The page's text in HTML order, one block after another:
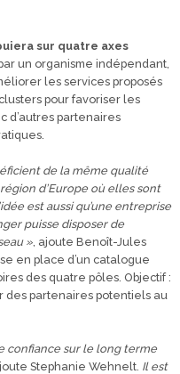
sur quatre axes
un organisme indépendant,
les services proposés
pour favoriser les
d’autres partenaires
de la même qualité
d’Europe où elles sont
est aussi qu’une entreprise
puisse disposer de
» , ajoute Benoît-Jules
en place d’un catalogue
des quatre pôles. Objectif :
des partenaires potentiels au
confiance sur le long terme
Stephanie Wehnelt. Il est